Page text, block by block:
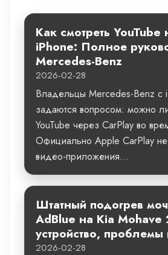
Как смотреть YouTube
iPhone: Полное
Mercedes-Benz
2026-02-28
Владельцы Mercedes-Benz с
задаются вопросом: можно
YouTube через CarPlay во
Официально Apple CarPlay
видео-приложения...
Штатный подогрев
AdBlue на Kia Mohave
устройство,
2026-02-28